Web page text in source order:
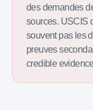
des demandes
sources. USCIS
souvent pas les
preuves
credible